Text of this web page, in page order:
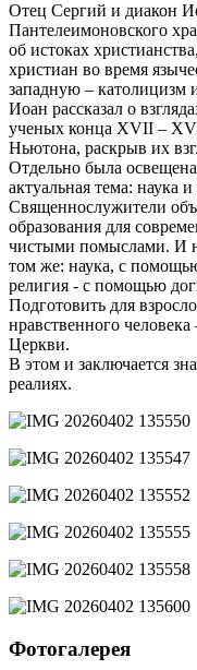
Отец Сергий и диакон
Пантелеимоновского
об истоках
христиан во время
западную – католицизм
Иоан рассказал о
ученых конца XVII –
Ньютона, раскрыв их
Отдельно была
актуальная тема: наука
Священнослужители
образования для
чистыми помыслами. И
том же: наука, с
религия - с помощью
Подготовить для
нравственного человека
Церкви.
В этом и заключается
реалиях.
Фотогалерея